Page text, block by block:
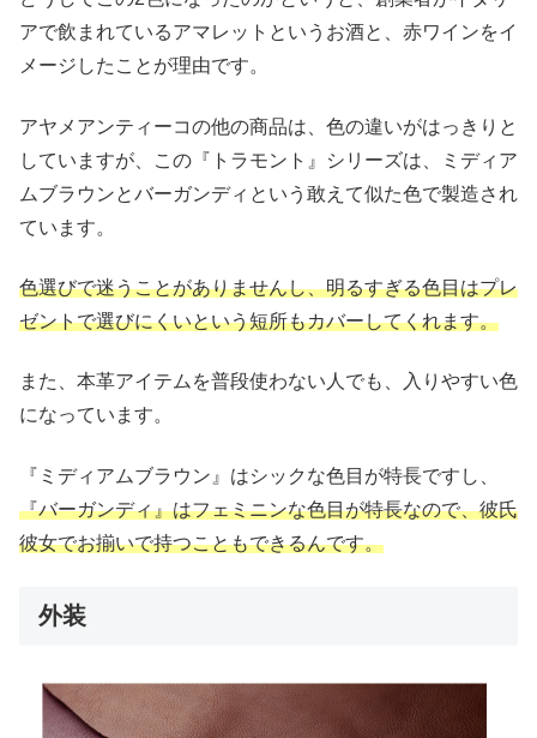
アで飲まれているアマレットというお酒と、赤ワインをイ
メージしたことが理由です。
アヤメアンティーコの他の商品は、色の違いがはっきりと
していますが、この『トラモント』シリーズは、ミディア
ムブラウンとバーガンディという敢えて似た色で製造され
ています。
色選びで迷うことがありませんし、明るすぎる色目はプレ
ゼントで選びにくいという短所もカバーしてくれます。
また、本革アイテムを普段使わない人でも、入りやすい色
になっています。
『ミディアムブラウン』はシックな色目が特長ですし、
『バーガンディ』はフェミニンな色目が特長なので、彼氏
彼女でお揃いで持つこともできるんです。
外装